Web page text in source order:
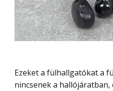
Ezeket a fülhallgatókat a fülre kell feltenni, tehát
nincsenek a